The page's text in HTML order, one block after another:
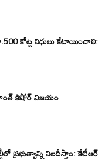
కోట్ల నిధులు కేటాయించాలి:
కిషోర్ విజయం
ప్రభుత్వాన్ని నిలదీస్తాం: కేటీఆర్